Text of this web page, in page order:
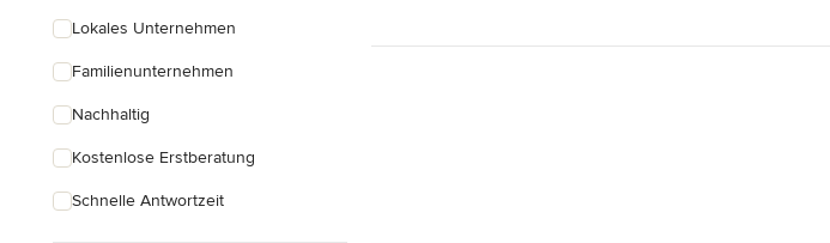
Lokales Unternehmen
Familienunternehmen
Nachhaltig
Kostenlose Erstberatung
Schnelle Antwortzeit